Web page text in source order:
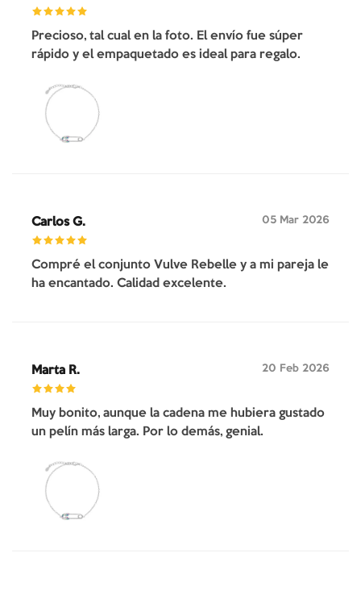
Precioso, tal cual en la foto. El envío fue súper
rápido y el empaquetado es ideal para regalo.
Carlos G. 05 Mar 2026
Compré el conjunto Vulve Rebelle y a mi pareja le
ha encantado. Calidad excelente.
Marta R. 20 Feb 2026
Muy bonito, aunque la cadena me hubiera gustado
un pelín más larga. Por lo demás, genial.